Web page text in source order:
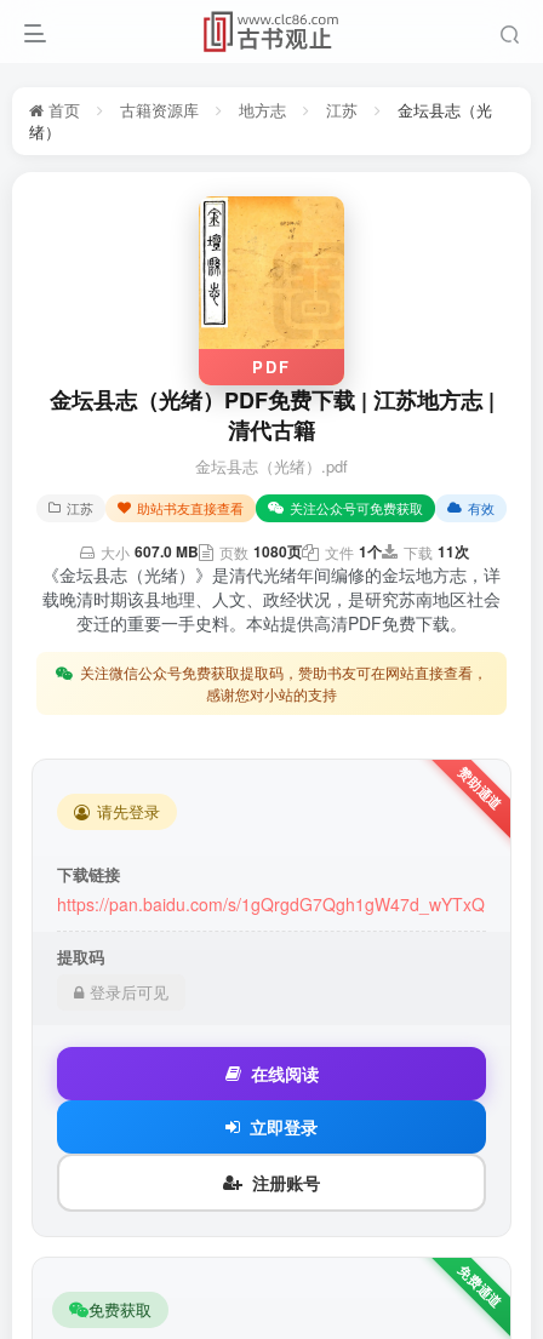
首页 古籍资源库 地方志 江苏
金坛县志（光
绪）
PDF
金坛县志（光绪）PDF免费下载 | 江苏地方志 |
清代古籍
金坛县志（光绪）.pdf
江苏 助站书友直接查看 关注公众号可免费获取 有效
大小 607.0 MB 页数 1080页 文件 1个 下载 11次
《金坛县志（光绪）》是清代光绪年间编修的金坛地方志，详
载晚清时期该县地理、人文、政经状况，是研究苏南地区社会
变迁的重要一手史料。本站提供高清PDF免费下载。
关注微信公众号免费获取提取码，赞助书友可在网站直接查看，
感谢您对小站的支持
请先登录
下载链接
https://pan.baidu.com/s/1gQrgdG7Qgh1gW47d_wYTxQ
提取码
登录后可见
在线阅读
立即登录
注册账号
免费获取